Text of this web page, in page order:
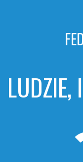
LUDZIE,